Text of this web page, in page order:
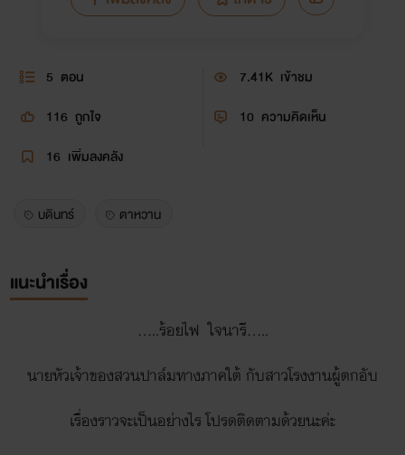
5 ตอน 7.41K เข้าชม
116 ถูกใจ 10 ความคิดเห็น
16 เพิ่มลงคลัง
บดินทร์ ตาหวาน
แนะนำเรื่อง
.....ร้อยไฟ ใจนารี.....
นายหัวเจ้าของสวนปาล์มทางภาคใต้ กับสาวโรงงานผู้ตกอับ
เรื่องราวจะเป็นอย่างไร โปรดติดตามด้วยนะค่ะ